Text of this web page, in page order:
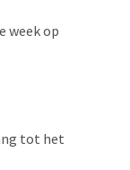
week op
tot het